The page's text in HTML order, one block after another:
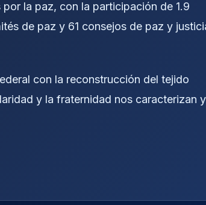
la paz, con la participación de 1.9
de paz y 61 consejos de paz y
con la reconstrucción del tejido
y la fraternidad nos caracterizan y